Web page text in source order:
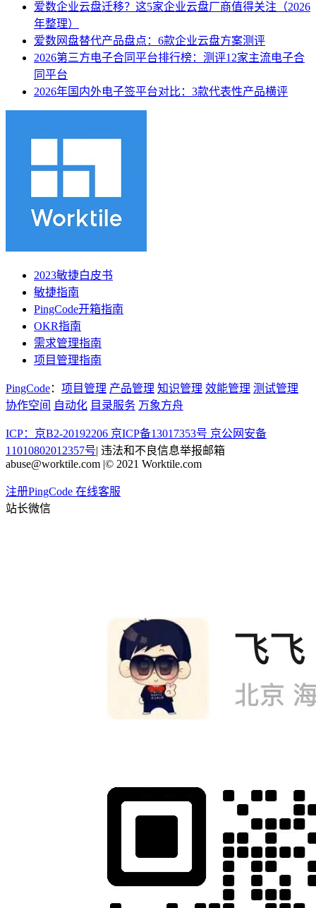
爱数企业云盘迁移？这5家企业云盘厂商值得关注（2026
年整理）
爱数网盘替代产品盘点：6款企业云盘方案测评
2026第三方电子合同平台排行榜：测评12家主流电子合
同平台
2026年国内外电子签平台对比：3款代表性产品横评
2023敏捷白皮书
敏捷指南
PingCode开箱指南
OKR指南
需求管理指南
项目管理指南
PingCode： 项目管理 产品管理 知识管理 效能管理 测试管理
协作空间 自动化 目录服务 万象方舟
ICP：京B2-20192206 京ICP备13017353号 京公网安备
11010802012357号| 违法和不良信息举报邮箱
abuse@worktile.com |© 2021 Worktile.com
注册PingCode 在线客服
站长微信